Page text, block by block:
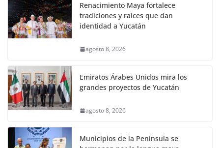
Renacimiento Maya fortalece
tradiciones y raíces que dan
identidad a Yucatán
agosto 8, 2026
Emiratos Árabes Unidos mira los
grandes proyectos de Yucatán
agosto 8, 2026
Municipios de la Península se